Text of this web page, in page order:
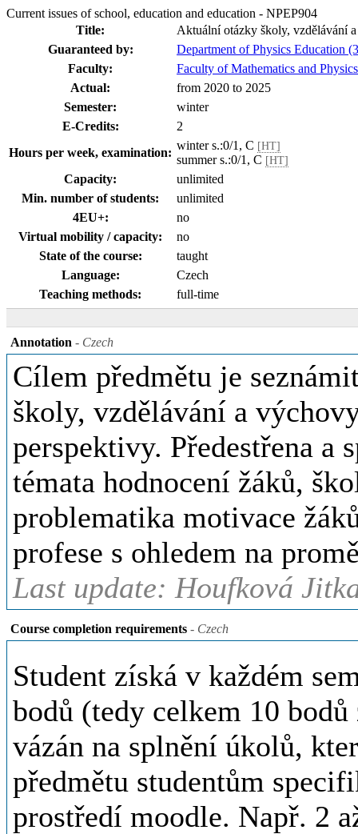
Current issues of school, education and education - NPEP904
Title:
Aktuální otázky školy, vzdělávání
Guaranteed by:
Department of Physics Education
Faculty:
Faculty of Mathematics and Physics
Actual:
from 2020 to 2025
Semester:
winter
E-Credits:
2
Hours per week, examination:
winter s.:0/1, C [HT]
summer s.:0/1, C [HT]
Capacity:
unlimited
Min. number of students:
unlimited
4EU+:
no
Virtual mobility / capacity:
no
State of the course:
taught
Language:
Czech
Teaching methods:
full-time
Annotation - Czech
Cílem předmětu je
školy, vzdělávání a
perspektivy. Předestřena a
témata hodnocení žáků,
problematika motivace
profese s ohledem na
Last update: Houfková
Course completion requirements - Czech
Student získá v každém
bodů (tedy celkem 10
vázán na splnění úkolů,
předmětu studentům
prostředí moodle. Např. 2